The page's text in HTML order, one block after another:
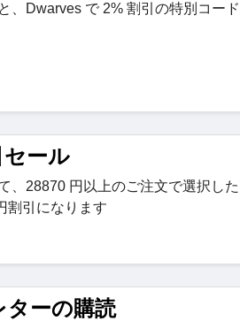
、Dwarves で 2% 割引の特別コー
セール
、28870 円以上のご注文で選択し
割引になります
ターの購読